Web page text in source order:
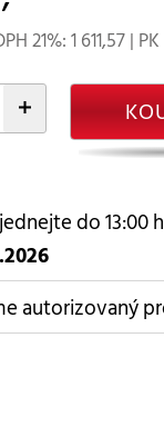
21%: 1 611,57 |
+
do 13:00
autorizovaný